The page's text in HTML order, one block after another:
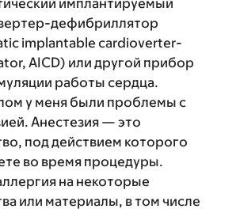
имплантируемый
дефибриллятор
implantable cardioverter-
AICD) или другой прибор
работы сердца.
у меня были проблемы с
Анестезия — это
под действием которого
во время процедуры.
на некоторые
или материалы, в том числе